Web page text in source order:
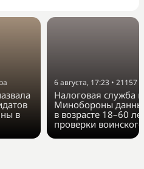
в
6 августа, 17:23 • 21157
Налоговая служба
Минобороны
в возрасте 18–60
проверки